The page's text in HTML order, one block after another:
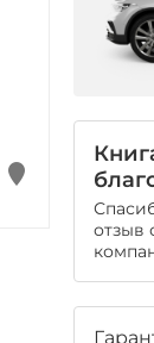
отзыв